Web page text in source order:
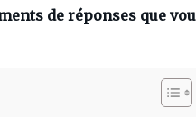
de réponses que